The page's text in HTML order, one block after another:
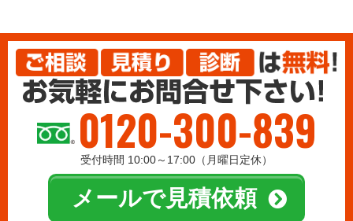
0120-300-839
受付時間 10:00～17:00（月曜日定休）
メールで見積依頼